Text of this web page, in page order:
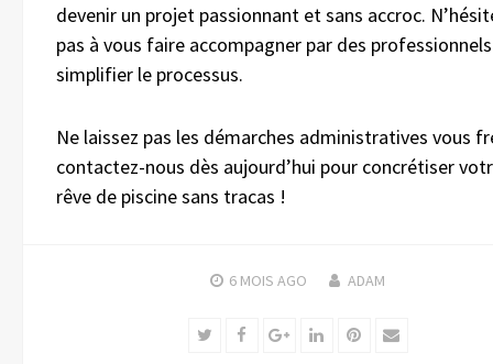
devenir un projet passionnant et sans accroc.
pas à vous faire accompagner par des
simplifier le processus.
Ne laissez pas les démarches administratives vous
contactez-nous dès aujourd’hui pour concrétiser
rêve de piscine sans tracas !
6 MOIS AGO ADAM
TwitterFacebookGoogle+LinkedInPinterest
Email